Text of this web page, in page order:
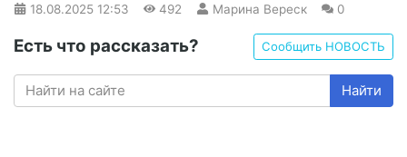
18.08.2025 12:53 492 Марина Вереск 0
Есть что рассказать? Сообщить НОВОСТЬ
Найти